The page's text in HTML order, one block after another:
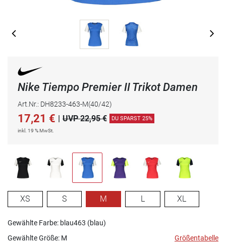
Nike Tiempo Premier II Trikot Damen
Art.Nr.: DH8233-463-M(40/42)
17,21 € | UVP 22,95 € DU SPARST 25%
inkl. 19 % MwSt.
XS S M L XL
Gewählte Farbe: blau463 (blau)
Gewählte Größe: M Größentabelle